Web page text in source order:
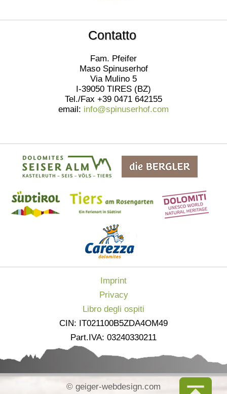
Contatto
Fam. Pfeifer
Maso Spinuserhof
Via Mulino 5
I-39050 TIRES (BZ)
Tel./Fax +39 0471 642155
email: info@spinuserhof.com
Imprint
Privacy
Libro degli ospiti
CIN: IT021100B5ZDA4OM49
Part.IVA: 03240330211
© geiger-webdesign.com